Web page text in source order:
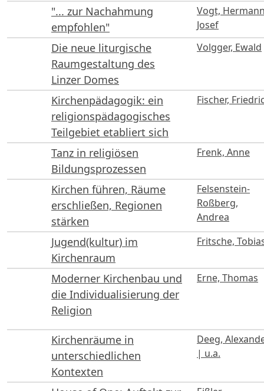
"... zur Nachahmung
empfohlen"
Vogt,
Josef
Die neue liturgische
Raumgestaltung des
Linzer Domes
Volgger, Ewald
Kirchenpädagogik: ein
religionspädagogisches
Teilgebiet etabliert sich
Fischer,
Tanz in religiösen
Bildungsprozessen
Frenk, Anne
Kirchen führen, Räume
erschließen, Regionen
stärken
Felsenstein-
Roßberg,
Andrea
Jugend(kultur) im
Kirchenraum
Fritsche,
Moderner Kirchenbau und
die Individualisierung der
Religion
Erne, Thomas
Kirchenräume in
unterschiedlichen
Kontexten
Deeg,
| u.a.